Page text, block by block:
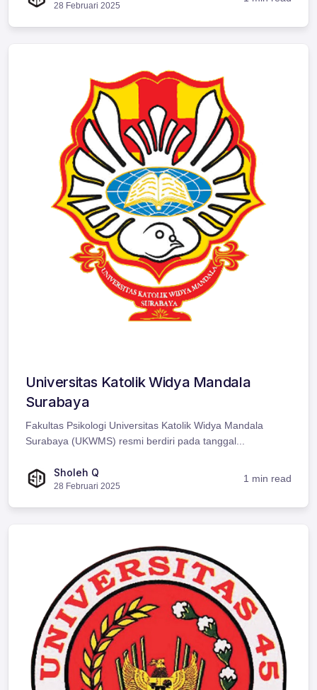
28 Februari 2025
Universitas Katolik Widya Mandala
Surabaya
Fakultas Psikologi Universitas Katolik Widya Mandala
Surabaya (UKWMS) resmi berdiri pada tanggal...
Sholeh Q
28 Februari 2025
1 min read